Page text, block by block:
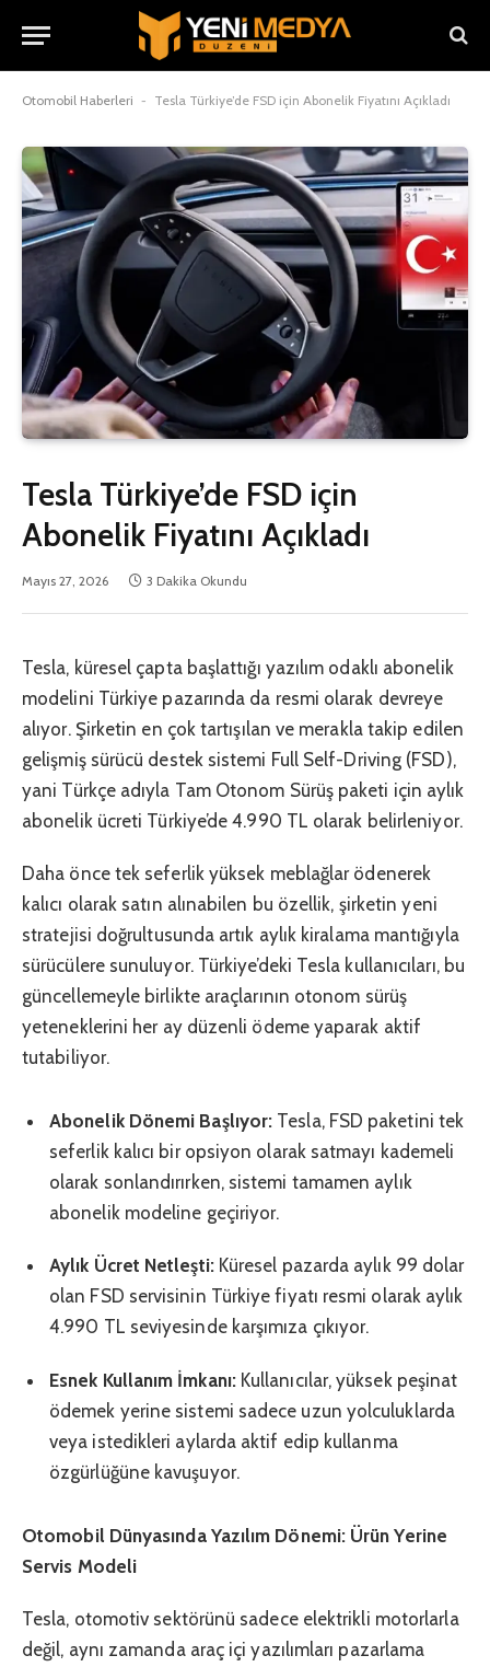
Otomobil Haberleri - Tesla Türkiye’de FSD için Abonelik Fiyatını Açıkladı
Tesla Türkiye’de FSD için
Abonelik Fiyatını Açıkladı
Mayıs 27, 2026 3 Dakika Okundu
Tesla, küresel çapta başlattığı yazılım odaklı abonelik
modelini Türkiye pazarında da resmi olarak devreye
alıyor. Şirketin en çok tartışılan ve merakla takip edilen
gelişmiş sürücü destek sistemi Full Self-Driving (FSD),
yani Türkçe adıyla Tam Otonom Sürüş paketi için aylık
abonelik ücreti Türkiye’de 4.990 TL olarak belirleniyor.
Daha önce tek seferlik yüksek meblağlar ödenerek
kalıcı olarak satın alınabilen bu özellik, şirketin yeni
stratejisi doğrultusunda artık aylık kiralama mantığıyla
sürücülere sunuluyor. Türkiye’deki Tesla kullanıcıları, bu
güncellemeyle birlikte araçlarının otonom sürüş
yeteneklerini her ay düzenli ödeme yaparak aktif
tutabiliyor.
Abonelik Dönemi Başlıyor: Tesla, FSD paketini tek
seferlik kalıcı bir opsiyon olarak satmayı kademeli
olarak sonlandırırken, sistemi tamamen aylık
abonelik modeline geçiriyor.
Aylık Ücret Netleşti:Küresel pazarda aylık 99 dolar
olan FSD servisinin Türkiye fiyatı resmi olarak aylık
4.990 TL seviyesinde karşımıza çıkıyor.
Esnek Kullanım İmkanı:Kullanıcılar, yüksek peşinat
ödemek yerine sistemi sadece uzun yolculuklarda
veya istedikleri aylarda aktif edip kullanma
özgürlüğüne kavuşuyor.
Otomobil Dünyasında Yazılım Dönemi: Ürün Yerine
Servis Modeli
Tesla, otomotiv sektörünü sadece elektrikli motorlarla
değil, aynı zamanda araç içi yazılımları pazarlama